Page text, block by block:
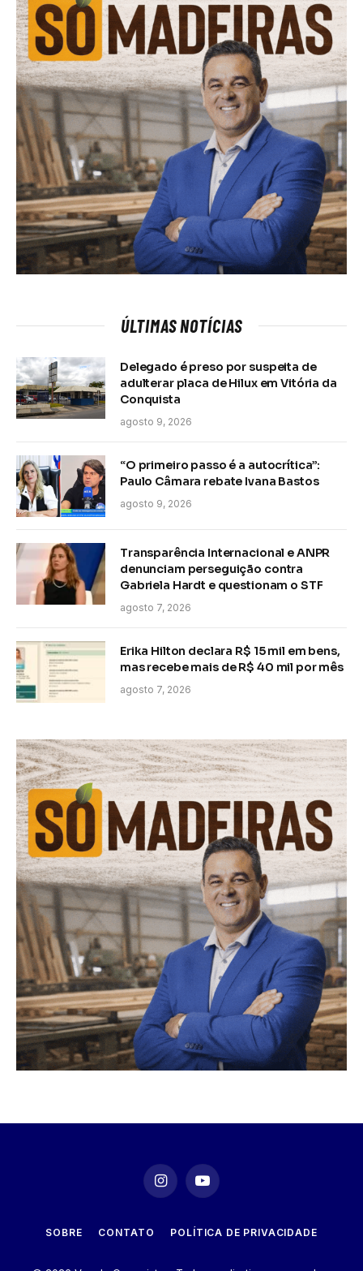
ÚLTIMAS NOTÍCIAS
Delegado é preso por suspeita de
adulterar placa de Hilux em Vitória da
Conquista
agosto 9, 2026
“O primeiro passo é a autocrítica”:
Paulo Câmara rebate Ivana Bastos
agosto 9, 2026
Transparência Internacional e ANPR
denunciam perseguição contra
Gabriela Hardt e questionam o STF
agosto 7, 2026
Erika Hilton declara R$ 15 mil em bens,
mas recebe mais de R$ 40 mil por mês
agosto 7, 2026
InstagramYouTube
SOBRE CONTATO POLÍTICA DE PRIVACIDADE